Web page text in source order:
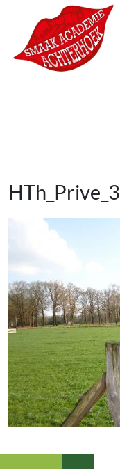
Ga naar de inhoud
Hoofdnavigatie